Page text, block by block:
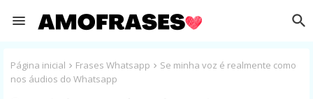
Página inicial Frases Whatsapp
Se minha voz é realmente como
nos áudios do Whatsapp